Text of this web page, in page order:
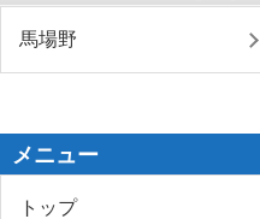
馬場野
メニュー
トップ